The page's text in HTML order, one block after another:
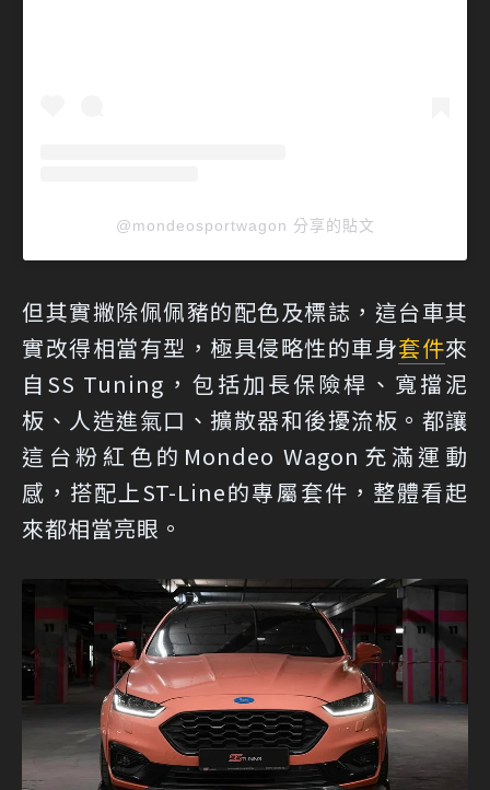
@mondeosportwagon 分享的貼文
但其實撇除佩佩豬的配色及標誌，這台車其
實改得相當有型，極具侵略性的車身套件來
自SS Tuning，包括加長保險桿、寬擋泥
板、人造進氣口、擴散器和後擾流板。都讓
這台粉紅色的Mondeo Wagon充滿運動
感，搭配上ST-Line的專屬套件，整體看起
來都相當亮眼。